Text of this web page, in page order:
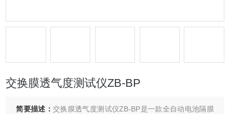
交换膜透气度测试仪ZB-BP
简要描述： 交换膜透气度测试仪ZB-BP是一款全自动电池隔膜